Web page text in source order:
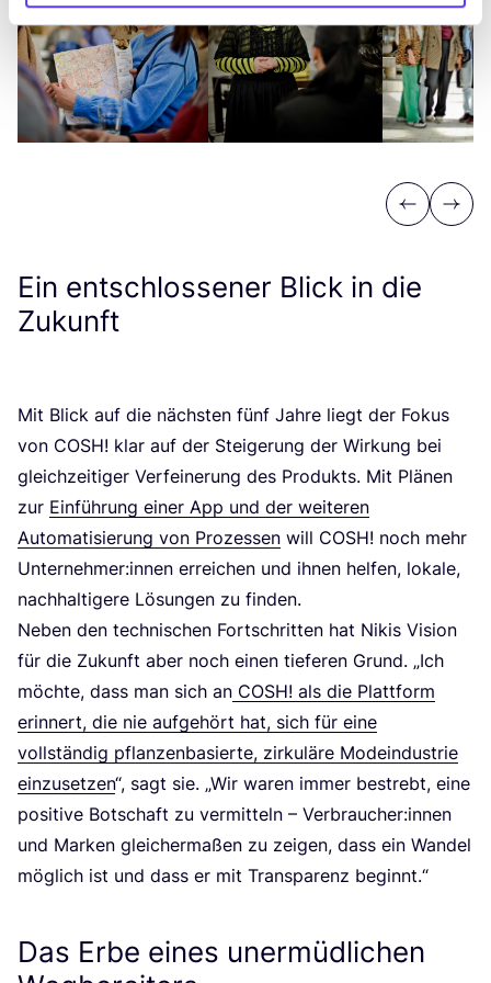
Previous
Next
Ein entschlossener Blick in die
Zukunft
Mit Blick auf die nächs­ten fünf Jah­re liegt der Fokus
von COSH! klar auf der Stei­ge­rung der Wir­kung bei
gleich­zei­ti­ger Ver­fei­ne­rung des Pro­dukts. Mit Plä­nen
zur Ein­füh­rung einer App und der wei­te­ren
Auto­ma­ti­sie­rung von Pro­zes­sen will COSH! noch mehr
Unternehmer:innen errei­chen und ihnen hel­fen, loka­le,
nach­hal­ti­ge­re Lösun­gen zu finden.
Neben den tech­ni­schen Fort­schrit­ten hat Nikis Visi­on
für die Zukunft aber noch einen tie­fe­ren Grund. „Ich
möch­te, dass man sich an COSH! als die Platt­form
erin­nert, die nie auf­ge­hört hat, sich für eine
voll­stän­dig pflan­zen­ba­sier­te, zir­ku­lä­re Mode­indus­trie
ein­zu­set­zen“, sagt sie. „Wir waren immer bestrebt, eine
posi­ti­ve Bot­schaft zu ver­mit­teln – Verbraucher:innen
und Mar­ken glei­cher­ma­ßen zu zei­gen, dass ein Wan­del
mög­lich ist und dass er mit Trans­pa­renz beginnt.“
Das Erbe eines unermüdlichen